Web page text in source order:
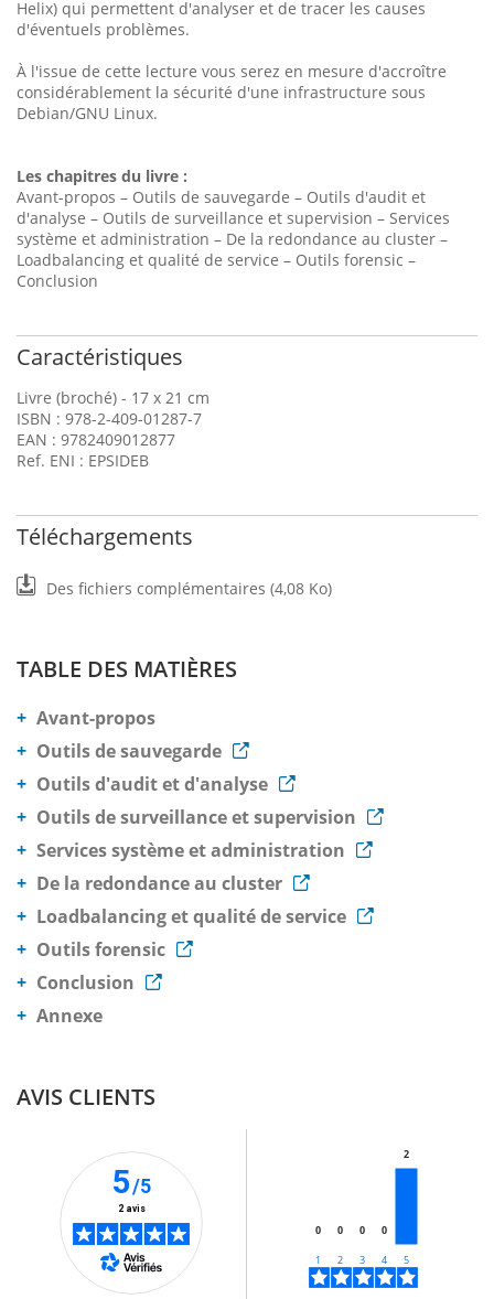
Helix) qui permettent d'analyser et de tracer les causes
d'éventuels problèmes.
À l'issue de cette lecture vous serez en mesure d'accroître
considérablement la sécurité d'une infrastructure sous
Debian/GNU Linux.
Les chapitres du livre :
Avant-propos – Outils de sauvegarde – Outils d'audit et
d'analyse – Outils de surveillance et supervision – Services
système et administration – De la redondance au cluster –
Loadbalancing et qualité de service – Outils forensic –
Conclusion
Caractéristiques
Livre (broché) - 17 x 21 cm
ISBN : 978-2-409-01287-7
EAN : 9782409012877
Ref. ENI : EPSIDEB
Téléchargements
Des fichiers complémentaires (4,08 Ko)
TABLE DES MATIÈRES
Avant-propos
Outils de sauvegarde
Outils d'audit et d'analyse
Outils de surveillance et supervision
Services système et administration
De la redondance au cluster
Loadbalancing et qualité de service
Outils forensic
Conclusion
Annexe
AVIS CLIENTS
5/5
2 avis
0 0 0 0
2